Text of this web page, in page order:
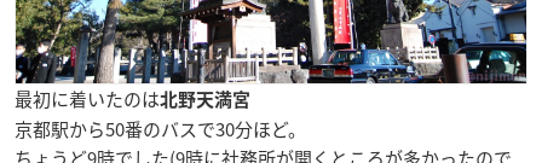
最初に着いたのは北野天満宮
京都駅から50番のバスで30分ほど。